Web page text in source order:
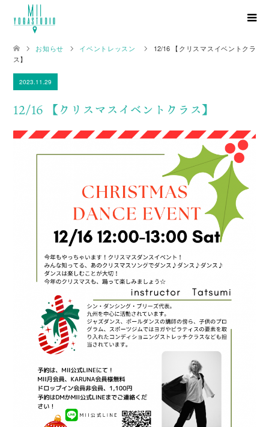
お知らせ イベントレッスン
12/16 【クリスマスイベントクラ
ス】
2023.11.29
12/16 【クリスマスイベントクラス】